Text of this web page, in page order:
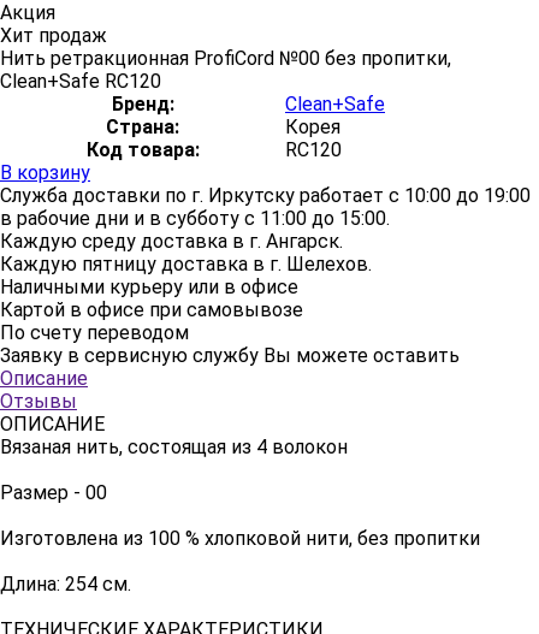
Акция
Хит продаж
Нить ретракционная ProfiCord №00 без пропитки,
Clean+Safe RC120
Бренд:
Clean+Safe
Страна:
Корея
Код товара:
RC120
В корзину
Служба доставки по г. Иркутску работает с 10:00 до 19:00
в рабочие дни и в субботу с 11:00 до 15:00.
Каждую среду доставка в г. Ангарск.
Каждую пятницу доставка в г. Шелехов.
Наличными курьеру или в офисе
Картой в офисе при самовывозе
По счету переводом
Заявку в сервисную службу Вы можете оставить
Описание
Отзывы
ОПИСАНИЕ
Вязаная нить, состоящая из 4 волокон
Размер - 00
Изготовлена из 100 % хлопковой нити, без пропитки
Длина: 254 см.